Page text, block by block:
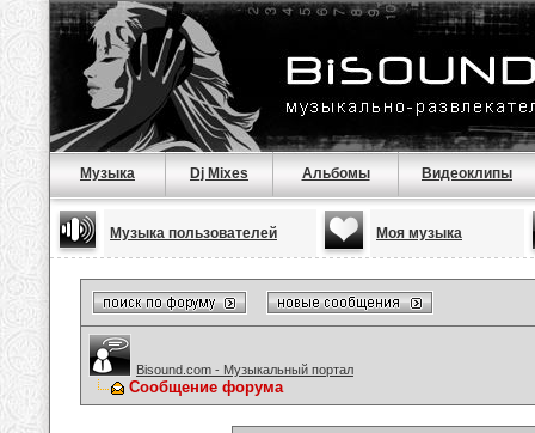
Музыка Dj Mixes Альбомы Видеоклипы
Музыка пользователей Моя музыка
Bisound.com - Музыкальный портал
Сообщение форума